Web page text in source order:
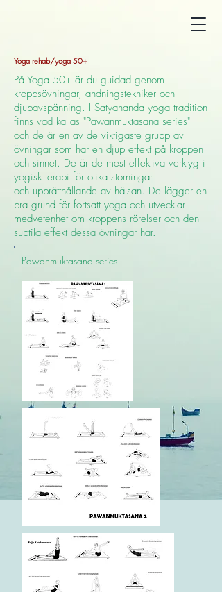
Yoga rehab/yoga 50+
På Yoga 50+ är du guidad genom
kroppsövningar, andningstekniker och
djupavspänning. I Satyananda yoga tradition
finns vad kallas "Pawanmuktasana series"
och de är en av de viktigaste grupp av
övningar som har en djup effekt på kroppen
och sinnet. De är de mest effektiva verktyg i
yogisk terapi för olika störningar
och upprätthållande av hälsan. De lägger en
bra grund för fortsatt yoga och utvecklar
medvetenhet om kroppens rörelser och den
subtila effekt dessa övningar har.
Pawanmuktasana series